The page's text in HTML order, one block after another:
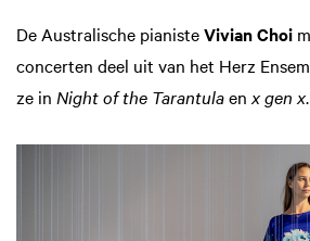
De Australische pianisteVivian Choi
concerten deel uit van het Herz
ze in Night of the Tarantulaen x gen x.